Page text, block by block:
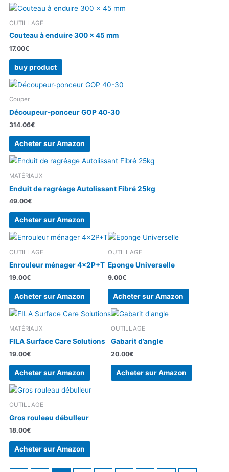
OUTILLAGE
Couteau à enduire 300 x 45 mm
17.00€
buy product
Couper
Découpeur-ponceur GOP 40-30
314.06€
Acheter sur Amazon
MATÉRIAUX
Enduit de ragréage Autolissant Fibré 25kg
49.00€
Acheter sur Amazon
OUTILLAGE
Enrouleur ménager 4x2P+T
19.00€
Acheter sur Amazon
OUTILLAGE
Eponge Universelle
9.00€
Acheter sur Amazon
MATÉRIAUX
FILA Surface Care Solutions
19.00€
Acheter sur Amazon
OUTILLAGE
Gabarit d’angle
20.00€
Acheter sur Amazon
OUTILLAGE
Gros rouleau débulleur
18.00€
Acheter sur Amazon